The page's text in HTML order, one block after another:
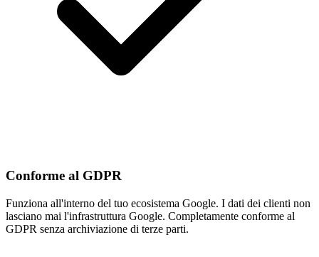
Conforme al GDPR
Funziona all'interno del tuo ecosistema Google. I dati dei clienti non
lasciano mai l'infrastruttura Google. Completamente conforme al
GDPR senza archiviazione di terze parti.